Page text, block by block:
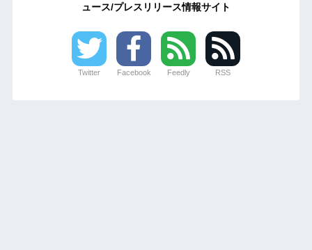
ュース/プレスリリース情報サイト
Twitter Facebook Feedly RSS